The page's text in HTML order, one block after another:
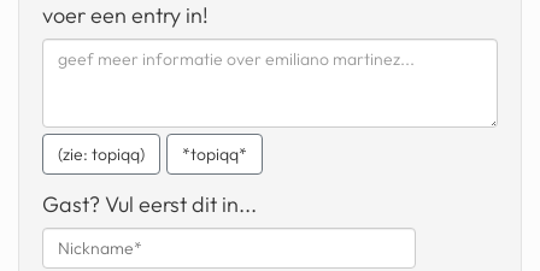
fatbike
rachael gunn
armand duplantis
voer een entry in!
(zie: topiqq) *topiqq*
Gast? Vul eerst dit in...